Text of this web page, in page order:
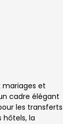
mariages et
cadre élégant
les transferts
hôtels, la